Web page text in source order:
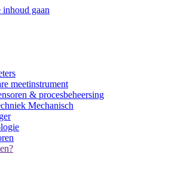
inhoud gaan
meetinstrument
& procesbeheersing
Mechanisch